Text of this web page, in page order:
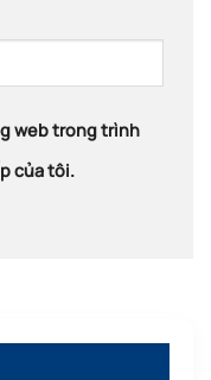
web trong trình
của tôi.